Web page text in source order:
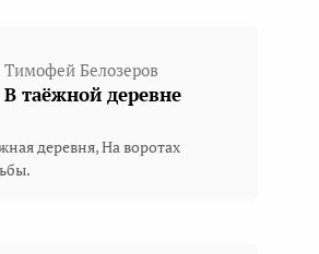
Тимофей Белозеров
В таёжной деревне
деревня, На воротах